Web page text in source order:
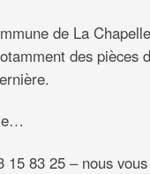
de La
des pièces
15 83 25 – nous vous